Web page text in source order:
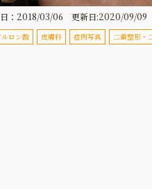
メディオスターNeXT
PRO
プロウェーブ
：2018/03/06 更新日:2020/09/09
ルロン酸 皮膚科 症例写真 二重整形・